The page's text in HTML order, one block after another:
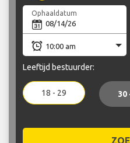
Ophaaldatum
Leeftijd bestuurder:
18 - 29 30